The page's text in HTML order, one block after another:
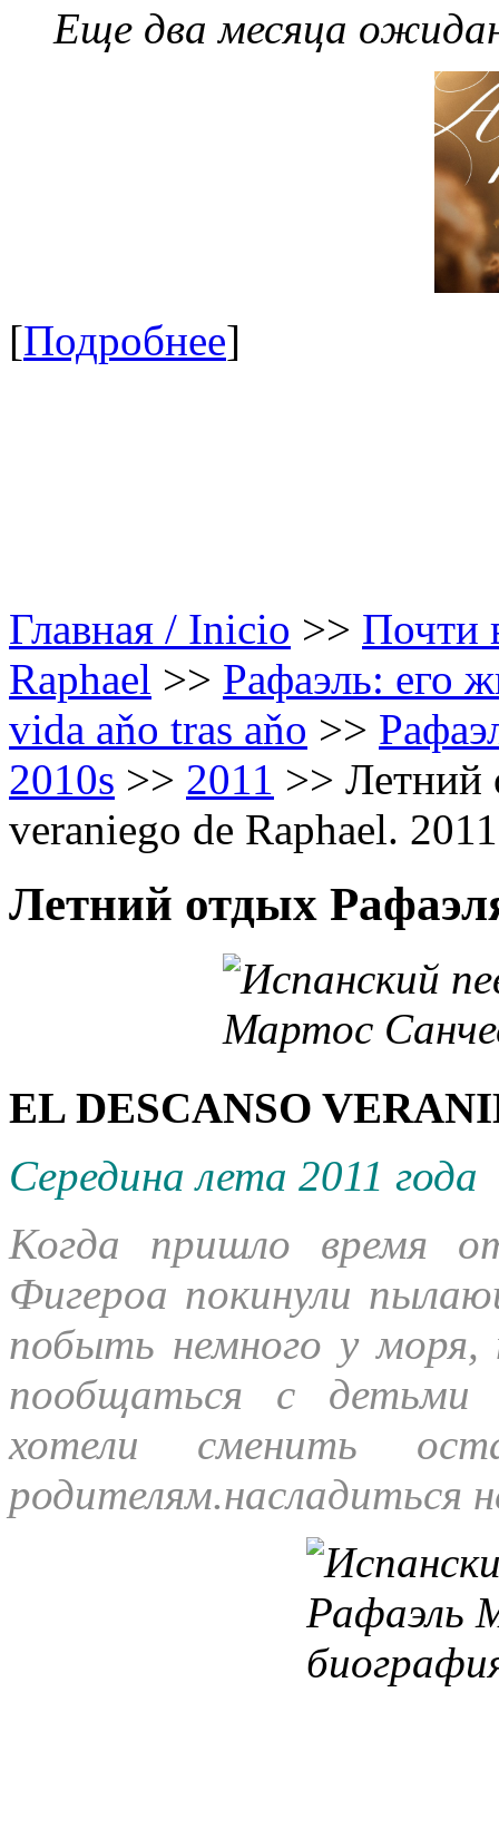
Еще два месяца
[Подробнее]
Главная / Inicio >> Почти
Raphael >> Рафаэль: его
vida aňo tras aňo >>
2010s >> 2011 >> Летний
veraniego de Raphael. 2011
Летний отдых
EL DESCANSO
Середина лета 2011 года
Когда пришло время
Фигероа покинули
побыть немного у
пообщаться с
хотели сменить
родителям.насладиться